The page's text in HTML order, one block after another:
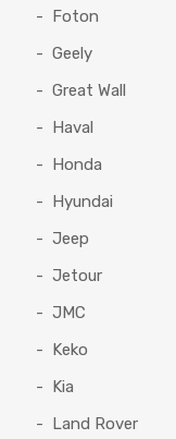
Foton
Geely
Great Wall
Haval
Honda
Hyundai
Jeep
Jetour
JMC
Keko
Kia
Land Rover